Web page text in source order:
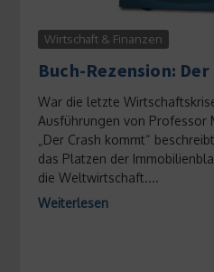
Wirtschaft & Finanzen
Buch-Rezension:
War die letzte
Ausführungen von Professor
„Der Crash kommt“
das Platzen der
die Weltwirtschaft....
Weiterlesen